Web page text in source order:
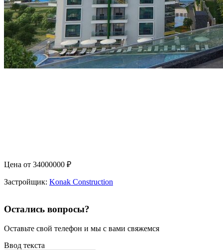
Цена от 34000000 ₽
Застройщик: Konak Construction
Остались вопросы?
Оставьте свой телефон и мы с вами свяжемся
Ввод текста